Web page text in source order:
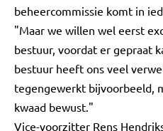
beheercommissie komt in
"Maar we willen wel eerst
bestuur, voordat er gepraat
bestuur heeft ons veel
tegengewerkt bijvoorbeeld,
kwaad bewust."
Vice-voorzitter Rens